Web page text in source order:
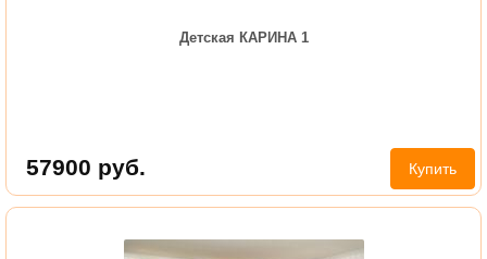
Детская КАРИНА 1
57900 руб. Купить